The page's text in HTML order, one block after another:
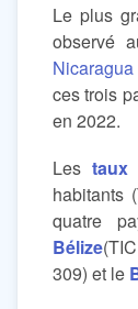
Le plus
observé
Nicaragua
ces trois
en 2022.
Les taux
habitants
quatre
Bélize
309) et le